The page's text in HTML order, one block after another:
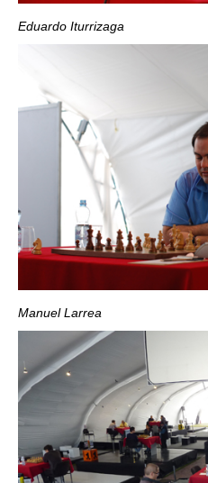
Eduardo Iturrizaga
Manuel Larrea